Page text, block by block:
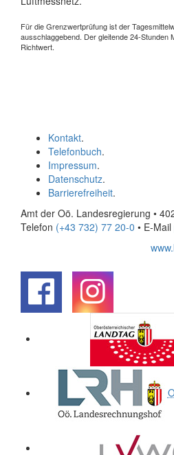
Für die Grenzwertprüfung ist der
ausschlaggebend. Der gleitende 24-Stunden
Richtwert.
Kontakt.
Telefonbuch.
Impressum.
Datenschutz.
Barrierefreiheit.
Amt der Oö. Landesregierung •
Telefon (+43 732) 77 20-0 • E-Mail